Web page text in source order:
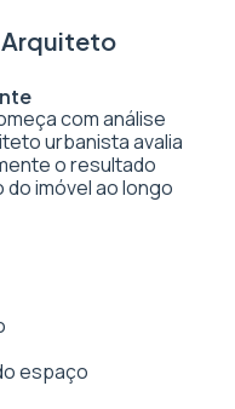
Arquiteto
com análise
urbanista avalia
o resultado
imóvel ao longo
espaço